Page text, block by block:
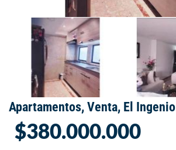
Apartamentos, Venta, El Ingenio
$380.000.000